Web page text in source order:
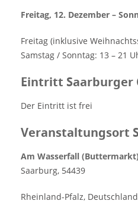
Freitag, 12. Dezember –
Freitag (inklusive
Samstag / Sonntag: 13 – 21
Eintritt Saarburger
Der Eintritt ist frei
Veranstaltungsort
Am Wasserfall (Buttermarkt)
Saarburg, 54439
Rheinland-Pfalz, Deutschland